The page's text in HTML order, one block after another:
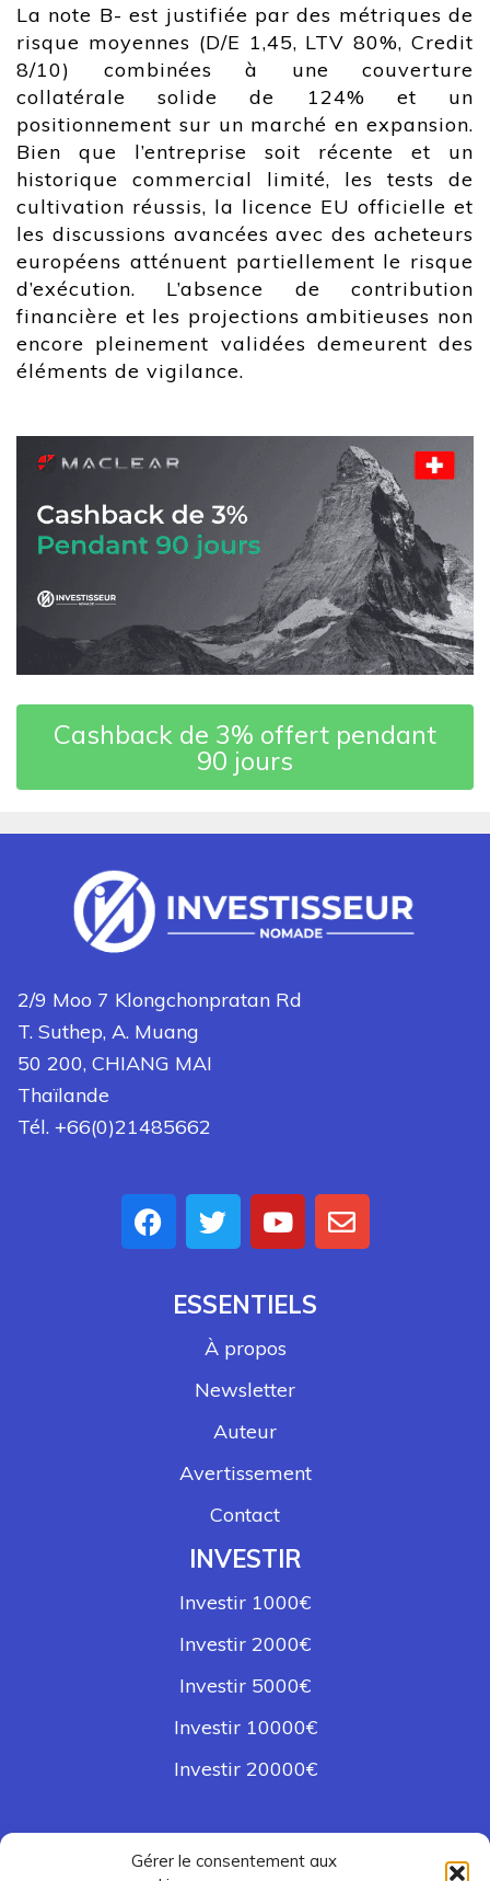
Gérer le consentement aux
La note B- est justifiée par des métriques de
risque moyennes (D/E 1,45, LTV 80%, Credit
8/10) combinées à une couverture
collatérale solide de 124% et un
positionnement sur un marché en expansion.
Bien que l’entreprise soit récente et un
historique commercial limité, les tests de
cultivation réussis, la licence EU officielle et
les discussions avancées avec des acheteurs
européens atténuent partiellement le risque
d’exécution. L’absence de contribution
financière et les projections ambitieuses non
encore pleinement validées demeurent des
éléments de vigilance.
Cashback de 3% offert pendant
90 jours
2/9 Moo 7 Klongchonpratan Rd
T. Suthep, A. Muang
50 200, CHIANG MAI
Thaïlande
Tél. +66(0)21485662
ESSENTIELS
À propos
Newsletter
Auteur
Avertissement
Contact
INVESTIR
Investir 1000€
Investir 2000€
Investir 5000€
Investir 10000€
Investir 20000€
NAVIGUER